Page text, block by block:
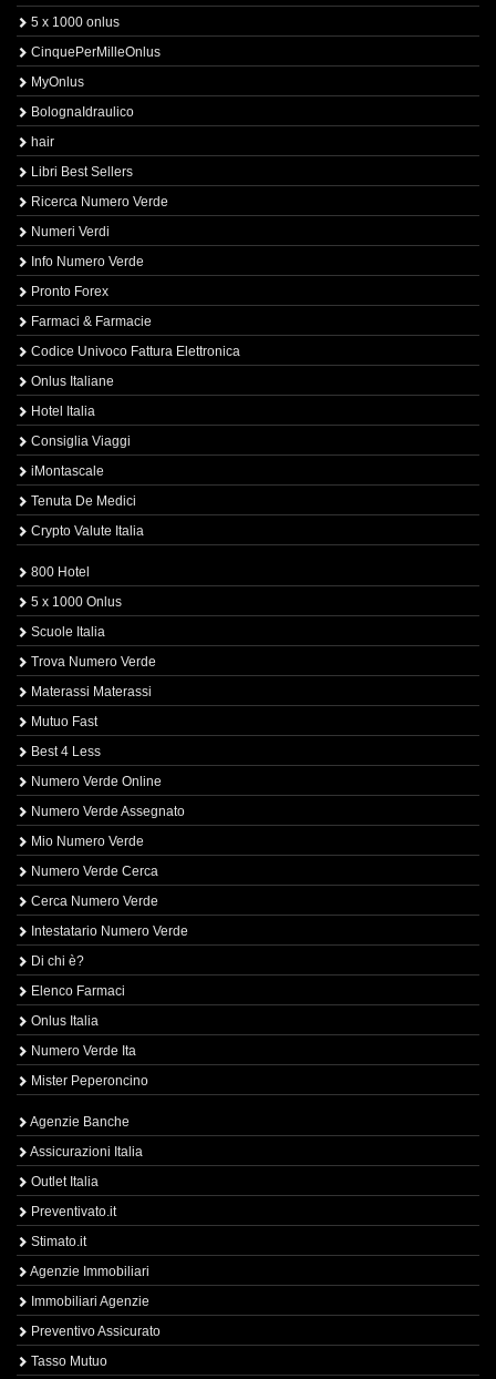
5 x 1000 onlus
CinquePerMilleOnlus
MyOnlus
BolognaIdraulico
hair
Libri Best Sellers
Ricerca Numero Verde
Numeri Verdi
Info Numero Verde
Pronto Forex
Farmaci & Farmacie
Codice Univoco Fattura Elettronica
Onlus Italiane
Hotel Italia
Consiglia Viaggi
iMontascale
Tenuta De Medici
Crypto Valute Italia
800 Hotel
5 x 1000 Onlus
Scuole Italia
Trova Numero Verde
Materassi Materassi
Mutuo Fast
Best 4 Less
Numero Verde Online
Numero Verde Assegnato
Mio Numero Verde
Numero Verde Cerca
Cerca Numero Verde
Intestatario Numero Verde
Di chi è?
Elenco Farmaci
Onlus Italia
Numero Verde Ita
Mister Peperoncino
Agenzie Banche
Assicurazioni Italia
Outlet Italia
Preventivato.it
Stimato.it
Agenzie Immobiliari
Immobiliari Agenzie
Preventivo Assicurato
Tasso Mutuo